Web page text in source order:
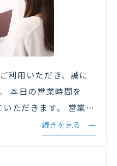
利用いただき、誠に
本日の営業時間を
ただきます。 営業時
ご不便をおかけしま
ます…
続きを見る